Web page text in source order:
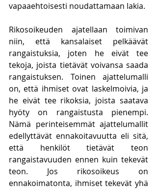
vapaaehtoisesti noudattamaan lakia.
Rikosoikeuden ajatellaan toimivan
niin, että kansalaiset pelkäävät
rangaistuksia, joten he eivät tee
tekoja, joista tietävät voivansa saada
rangaistuksen. Toinen ajattelumalli
on, että ihmiset ovat laskelmoivia, ja
he eivät tee rikoksia, joista saatava
hyöty on rangaistusta pienempi.
Nämä perinteisemmät ajattelumallit
edellyttävät ennakoitavuutta eli sitä,
että henkilöt tietävät teon
rangaistavuuden ennen kuin tekevät
teon. Jos rikosoikeus on
ennakoimatonta, ihmiset tekevät yhä